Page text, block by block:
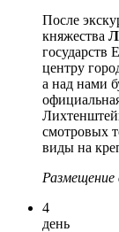
После
княжества
государств
центру
а над нами
смотровых
виды на
4
день